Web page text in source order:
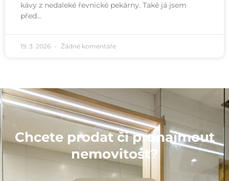
kávy z nedaleké řevnické pekárny. Také já jsem
před…
19. 3. 2026 Žádné komentáře
Chcete prodat či pronajmout
nemovitost?